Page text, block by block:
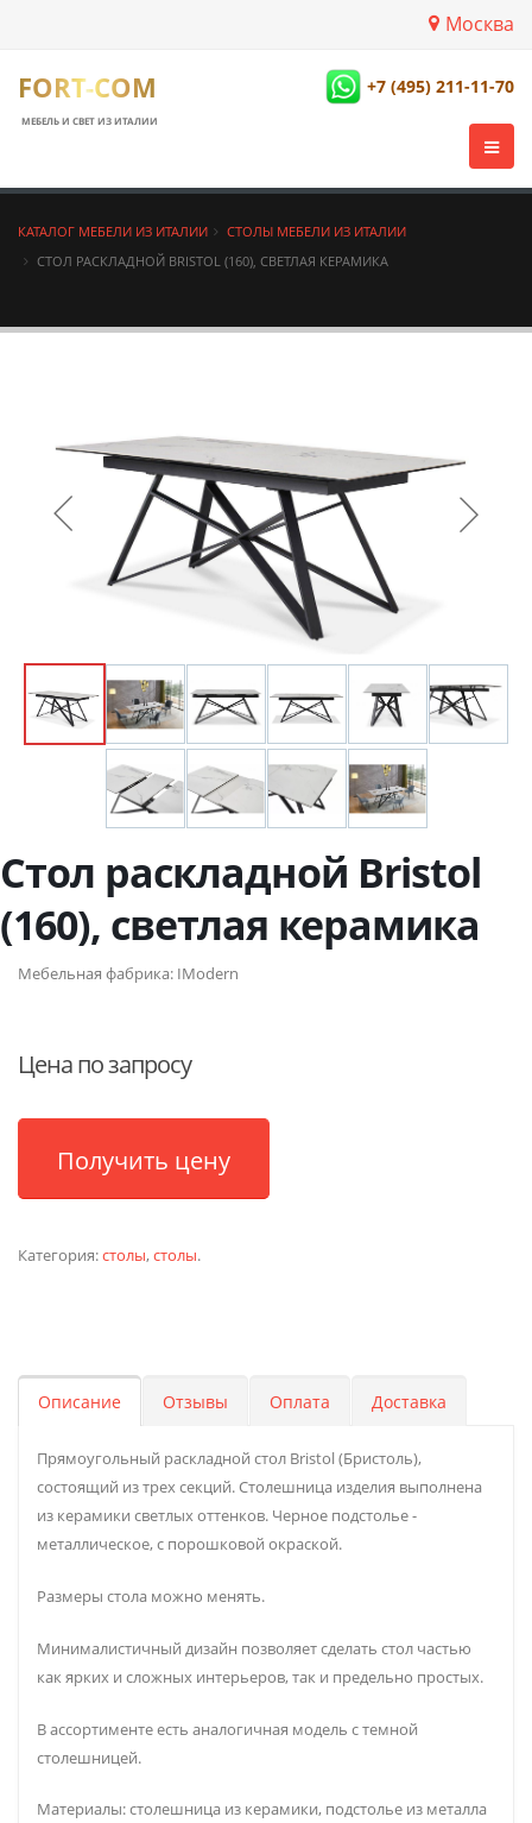
Москва
FORT-COM
МЕБЕЛЬ И СВЕТ ИЗ ИТАЛИИ
+7 (495) 211-11-70
КАТАЛОГ МЕБЕЛИ ИЗ ИТАЛИИ
СТОЛЫ МЕБЕЛИ ИЗ ИТАЛИИ
СТОЛ РАСКЛАДНОЙ BRISTOL (160), СВЕТЛАЯ КЕРАМИКА
Стол раскладной Bristol
(160), светлая керамика
Мебельная фабрика: IModern
Цена по запросу
Получить цену
Категория:столы,столы.
Описание Отзывы Оплата Доставка
Прямоугольный раскладной стол Bristol (Бристоль),
состоящий из трех секций. Столешница изделия выполнена
из керамики светлых оттенков. Черное подстолье -
металлическое, с порошковой окраской.
Размеры стола можно менять.
Минималистичный дизайн позволяет сделать стол частью
как ярких и сложных интерьеров, так и предельно простых.
В ассортименте есть аналогичная модель с темной
столешницей.
Материалы: столешница из керамики, подстолье из металла